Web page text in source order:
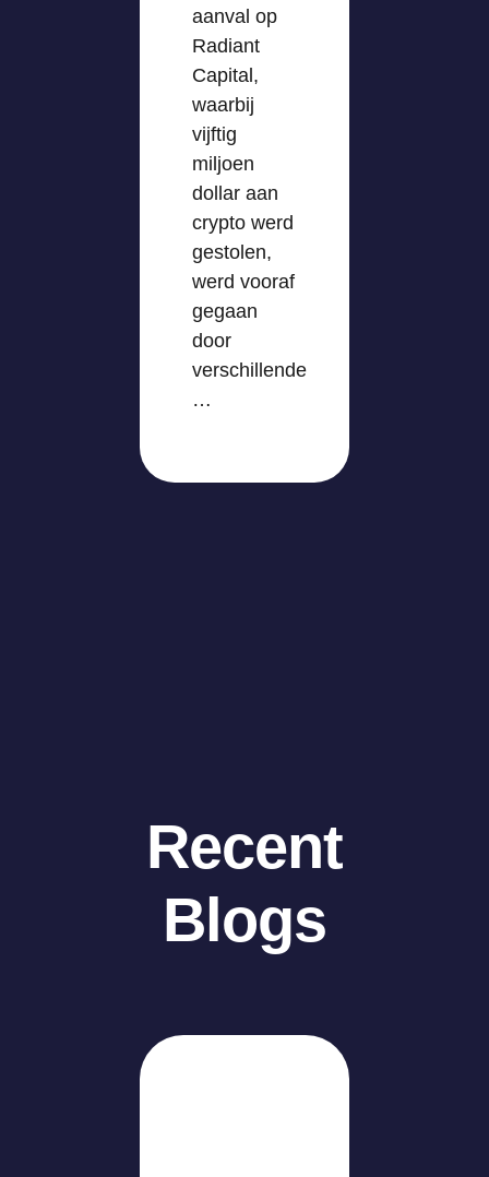
aanval op
Radiant
Capital,
waarbij
vijftig
miljoen
dollar aan
crypto werd
gestolen,
werd vooraf
gegaan
door
verschillende
…
Recent
Blogs